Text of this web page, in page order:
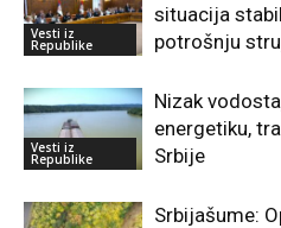
Vesti iz
Republike
situacija
potrošnju
Vesti iz
Republike
Nizak
energetiku,
Srbije
Srbijašume: